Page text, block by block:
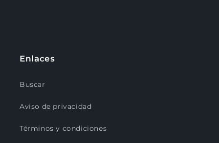
Enlaces
Buscar
Aviso de privacidad
Términos y condiciones